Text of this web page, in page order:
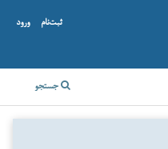
جستجو
ثبت‌نام ورود